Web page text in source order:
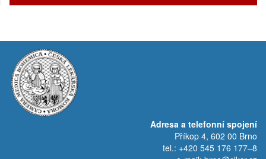
Adresa a telefonní spojení
Příkop 4, 602 00 Brno
tel.: +420 545 176 177–8